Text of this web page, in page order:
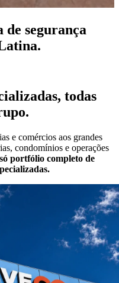
de segurança
todas
e comércios aos grandes
condomínios e operações
portfólio completo de